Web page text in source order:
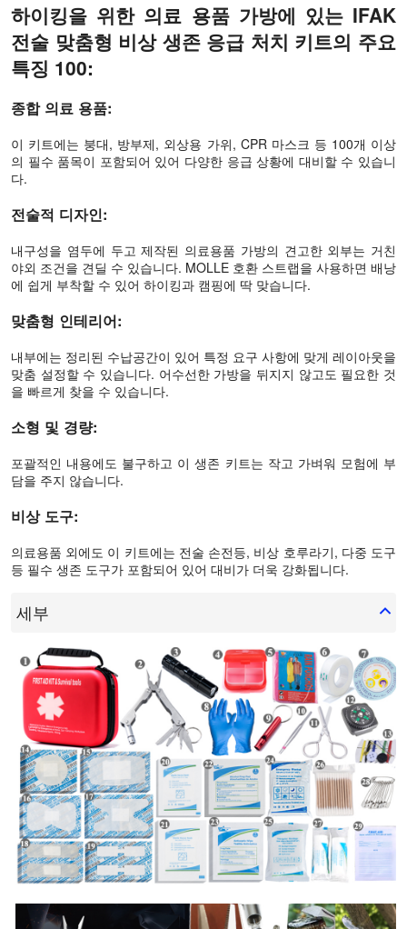
하이킹을 위한 의료 용품 가방에 있는 IFAK
전술 맞춤형 비상 생존 응급 처치 키트의 주요
특징 100:
종합 의료 용품:
이 키트에는 붕대, 방부제, 외상용 가위, CPR 마스크 등 100개 이상
의 필수 품목이 포함되어 있어 다양한 응급 상황에 대비할 수 있습니
다.
전술적 디자인:
내구성을 염두에 두고 제작된 의료용품 가방의 견고한 외부는 거친
야외 조건을 견딜 수 있습니다. MOLLE 호환 스트랩을 사용하면 배낭
에 쉽게 부착할 수 있어 하이킹과 캠핑에 딱 맞습니다.
맞춤형 인테리어:
내부에는 정리된 수납공간이 있어 특정 요구 사항에 맞게 레이아웃을
맞춤 설정할 수 있습니다. 어수선한 가방을 뒤지지 않고도 필요한 것
을 빠르게 찾을 수 있습니다.
소형 및 경량:
포괄적인 내용에도 불구하고 이 생존 키트는 작고 가벼워 모험에 부
담을 주지 않습니다.
비상 도구:
의료용품 외에도 이 키트에는 전술 손전등, 비상 호루라기, 다중 도구
등 필수 생존 도구가 포함되어 있어 대비가 더욱 강화됩니다.
세부